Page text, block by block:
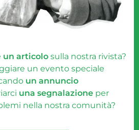
un articolosulla nostra rivista?
un evento speciale
un annuncio
una segnalazione per
nella nostra comunità?